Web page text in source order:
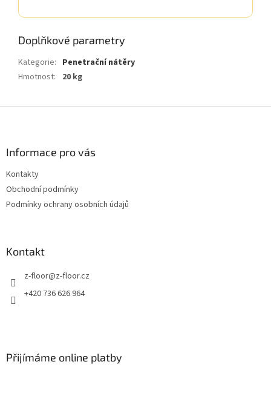
Doplňkové parametry
Kategorie: Penetrační nátěry
Hmotnost: 20 kg
Informace pro vás
Kontakty
Obchodní podmínky
Podmínky ochrany osobních údajů
Kontakt
z-floor@z-floor.cz
+420 736 626 964
Přijímáme online platby